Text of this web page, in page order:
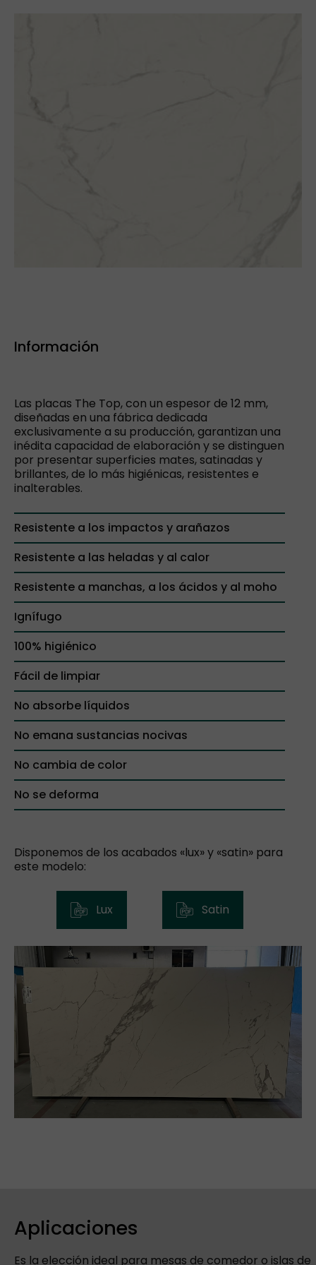
Información
Las placas The Top, con un espesor de 12 mm,
diseñadas en una fábrica dedicada
exclusivamente a su producción, garantizan una
inédita capacidad de elaboración y se distinguen
por presentar superficies mates, satinadas y
brillantes, de lo más higiénicas, resistentes e
inalterables.
Resistente a los impactos y arañazos
Resistente a las heladas y al calor
Resistente a manchas, a los ácidos y al moho
Ignífugo
100% higiénico
Fácil de limpiar
No absorbe líquidos
No emana sustancias nocivas
No cambia de color
No se deforma
Disponemos de los acabados «lux» y «satin» para
este modelo:
Lux Satin
Aplicaciones
Es la elección ideal para mesas de comedor o islas de